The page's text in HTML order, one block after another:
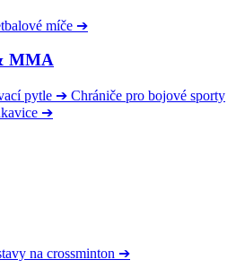
míče ➔
MMA
pytle ➔ Chrániče pro bojové sporty
➔
na crossminton ➔